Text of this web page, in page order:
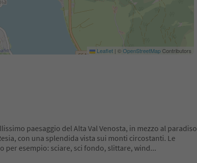
Leaflet | ©OpenStreetMapContributors
paesaggio del Alta Val Venosta, in mezzo al paradiso
con una splendida vista sui monti circostanti. Le
per esempio: sciare, sci fondo, slittare, wind...